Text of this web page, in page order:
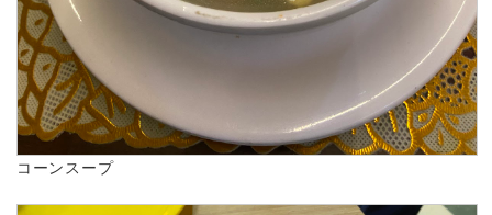
コーンスープ